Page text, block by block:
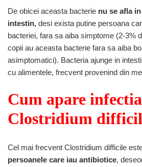
De obicei aceasta bacterie nu se afla
intestin, desi exista putine persoana
bacteriei, fara sa aiba simptome (2-3%
copii au aceasta bacterie fara sa aiba
asimptomatici). Bacteria ajunge in
cu alimentele, frecvent provenind din
Cum apare
Clostridium
Cel mai frecvent Clostridium difficile
persoanele care iau antibiotice,